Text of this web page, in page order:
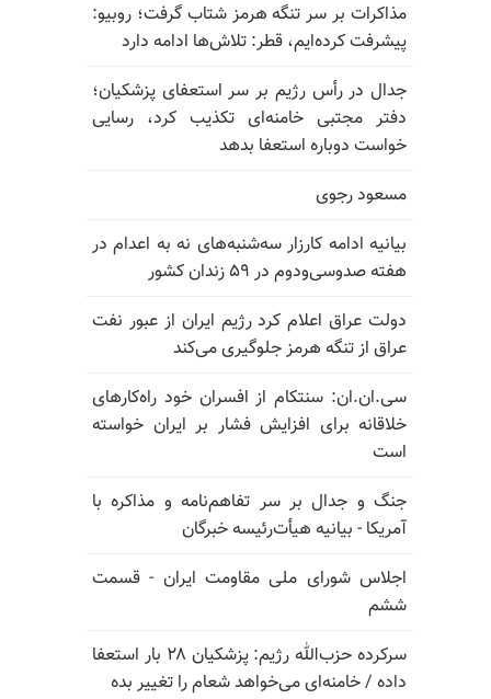
مذاکرات بر سر تنگه هرمز شتاب گرفت؛ روبیو:
پیشرفت کرده‌ایم، قطر: تلاش‌ها ادامه دارد
جدال در رأس رژیم بر سر استعفای پزشکیان؛
دفتر مجتبی خامنه‌ای تکذیب کرد، رسایی
خواست دوباره استعفا بدهد
مسعود رجوی
بیانیه ادامه کارزار سه‌شنبه‌های نه به اعدام در
هفته صدوسی‌و‌دوم در ۵۹ زندان کشور
دولت عراق اعلام کرد رژیم ایران از عبور نفت
عراق از تنگه هرمز جلوگیری می‌کند
سی.ان.ان: سنتکام از افسران خود راه‌کارهای
خلاقانه برای افزایش فشار بر ایران خواسته
است
جنگ و جدال بر سر تفاهم‌نامه و مذاکره با
آمریکا - بیانیه هیأت‌رئیسه خبرگان
اجلاس شورای ملی مقاومت ایران - قسمت
ششم
سرکرده حزب‌الله رژیم: پزشکیان ۲۸ بار استعفا
داده / خامنه‌ای می‌خواهد شعام را تغییر بده